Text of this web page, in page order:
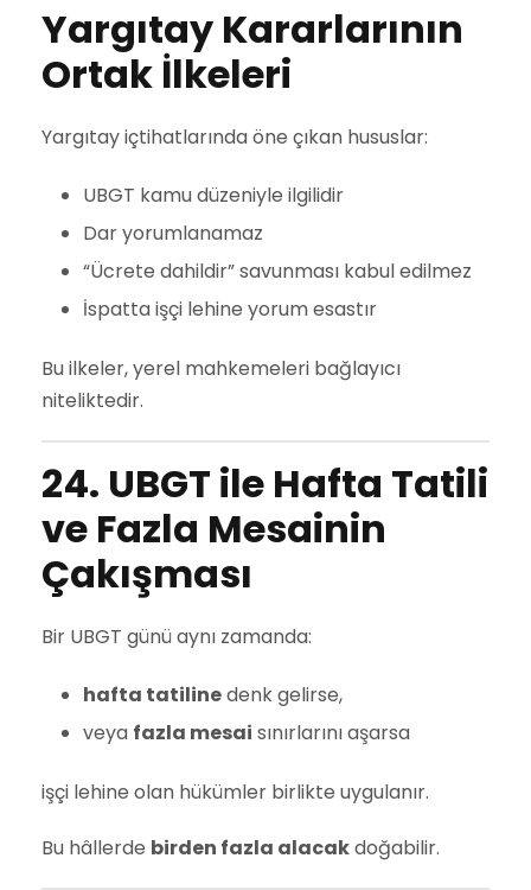
Yargıtay Kararlarının
Ortak İlkeleri
Yargıtay içtihatlarında öne çıkan hususlar:
UBGT kamu düzeniyle ilgilidir
Dar yorumlanamaz
“Ücrete dahildir” savunması kabul edilmez
İspatta işçi lehine yorum esastır
Bu ilkeler, yerel mahkemeleri bağlayıcı
niteliktedir.
24. UBGT ile Hafta Tatili
ve Fazla Mesainin
Çakışması
Bir UBGT günü aynı zamanda:
hafta tatilinedenk gelirse,
veya fazla mesai sınırlarını aşarsa
işçi lehine olan hükümler birlikte uygulanır.
Bu hâllerde birden fazla alacakdoğabilir.